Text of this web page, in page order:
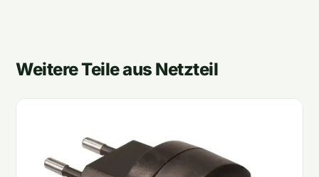
Weitere Teile aus Netzteil